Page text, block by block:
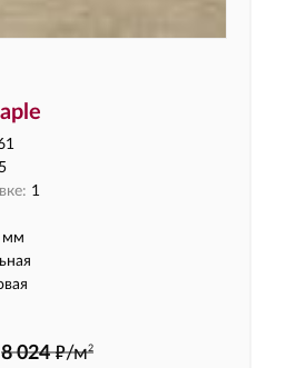
1
мм
8 024 ф/м2